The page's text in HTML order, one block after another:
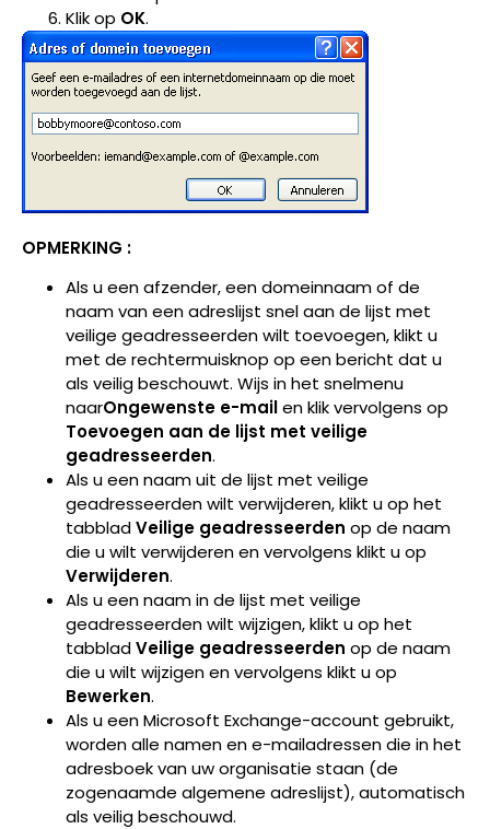
Klik op OK.
OPMERKING :
Als u een afzender, een domeinnaam of de
naam van een adreslijst snel aan de lijst met
veilige geadresseerden wilt toevoegen, klikt u
met de rechtermuisknop op een bericht dat u
als veilig beschouwt. Wijs in het snelmenu
naarOngewenste e-mailen klik vervolgens op
Toevoegen aan de lijst met veilige
geadresseerden.
Als u een naam uit de lijst met veilige
geadresseerden wilt verwijderen, klikt u op het
tabbladVeilige geadresseerden op de naam
die u wilt verwijderen en vervolgens klikt u op
Verwijderen.
Als u een naam in de lijst met veilige
geadresseerden wilt wijzigen, klikt u op het
tabbladVeilige geadresseerden op de naam
die u wilt wijzigen en vervolgens klikt u op
Bewerken.
Als u een Microsoft Exchange-account gebruikt,
worden alle namen en e-mailadressen die in het
adresboek van uw organisatie staan (de
zogenaamde algemene adreslijst), automatisch
als veilig beschouwd.